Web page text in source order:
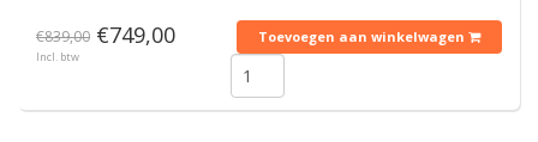
€839,00 €749,00
Incl. btw
Toevoegen aan winkelwagen